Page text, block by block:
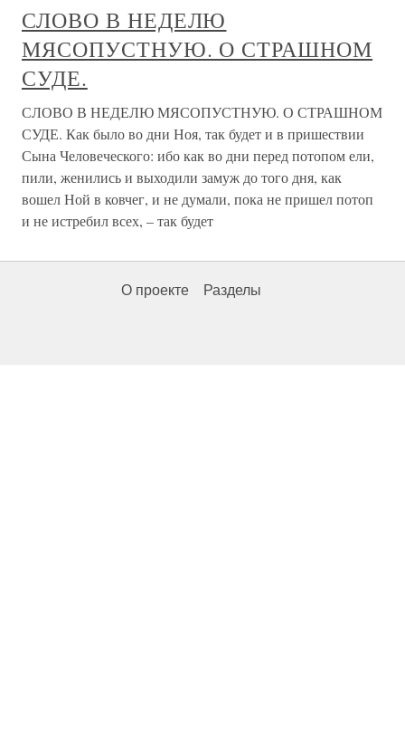
СЛОВО В НЕДЕЛЮ
МЯСОПУСТНУЮ. О СТРАШНОМ
СУДЕ.
СЛОВО В НЕДЕЛЮ МЯСОПУСТНУЮ. О СТРАШНОМ
СУДЕ. Как было во дни Ноя, так будет и в пришествии
Сына Человеческого: ибо как во дни перед потопом ели,
пили, женились и выходили замуж до того дня, как
вошел Ной в ковчег, и не думали, пока не пришел потоп
и не истребил всех, – так будет
О проекте Разделы